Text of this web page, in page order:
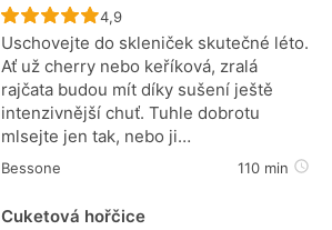
Recept ještě nebyl hodnocen
4,9
Uschovejte do skleniček skutečné léto.
Ať už cherry nebo keříková, zralá
rajčata budou mít díky sušení ještě
intenzivnější chuť. Tuhle dobrotu
mlsejte jen tak, nebo ji…
Bessone 110 min
Cuketová hořčice